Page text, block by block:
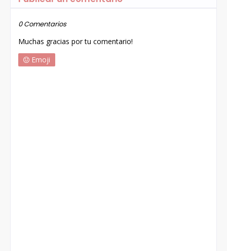
0 Comentarios
Muchas gracias por tu comentario!
Emoji